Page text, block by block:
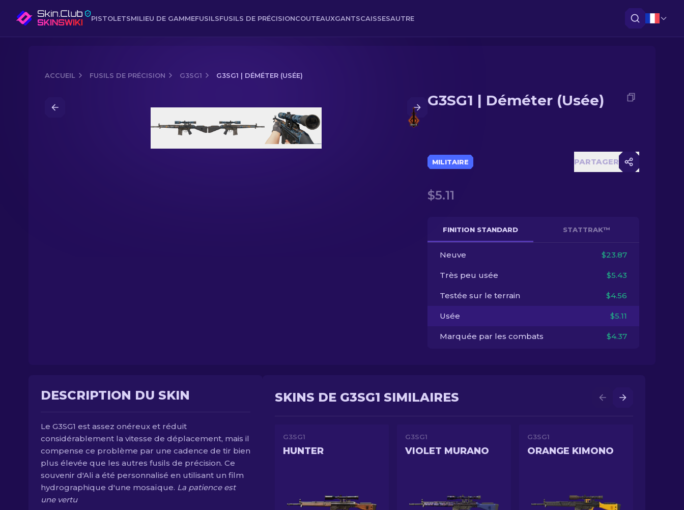
PISTOLETSMILIEU DE GAMMEFUSILSFUSILS DE PRÉCISIONCOUTEAUXGANTSCAISSESAUTRE
ACCUEIL FUSILS DE PRÉCISION G3SG1 G3SG1 | DÉMÉTER (USÉE)
G3SG1 | Déméter (Usée)
MILITAIRE PARTAGER
$5.11
FINITION STANDARD STATTRAK™
Neuve $23.87
Très peu usée $5.43
Testée sur le terrain $4.56
Usée $5.11
Marquée par les combats $4.37
DESCRIPTION DU SKIN
Le G3SG1 est assez onéreux et réduit
considérablement la vitesse de déplacement, mais il
compense ce problème par une cadence de tir bien
plus élevée que les autres fusils de précision. Ce
souvenir d'Ali a été personnalisé en utilisant un film
hydrographique d'une mosaïque. La patience est
une vertu
SKINS DE G3SG1 SIMILAIRES
G3SG1
HUNTER
G3SG1
VIOLET MURANO
G3SG1
ORANGE KIMONO